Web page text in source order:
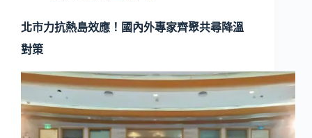
北市力抗熱島效應！國內外專家齊聚共尋降溫
對策